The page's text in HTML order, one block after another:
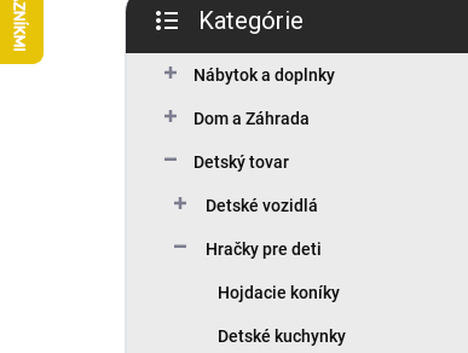
Preskočiť kategórie
Kategórie
Nábytok a doplnky
Dom a Záhrada
Detský tovar
Detské vozidlá
Hračky pre deti
Hojdacie koníky
Detské kuchynky